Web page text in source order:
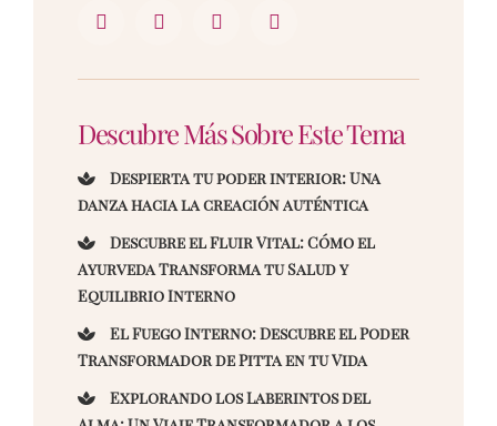
Descubre Más Sobre Este Tema
Despierta tu poder interior: Una
danza hacia la creación auténtica
Descubre el Fluir Vital: Cómo el
Ayurveda Transforma tu Salud y
Equilibrio Interno
El Fuego Interno: Descubre el Poder
Transformador de Pitta en tu Vida
Explorando los Laberintos del